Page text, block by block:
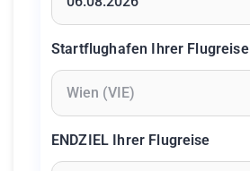
Startflughafen Ihrer Flugreise
ENDZIEL Ihrer Flugreise